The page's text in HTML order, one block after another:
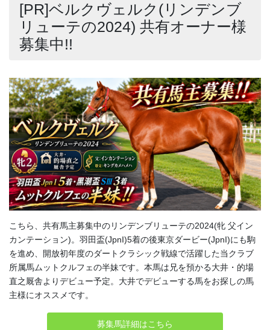
[PR]ベルクヴェルク(リンデンブ
リューテの2024) 共有オーナー様
募集中!!
こちら、共有馬主募集中のリンデンブリューテの2024(牝 父イン
カンテーション)。羽田盃(JpnI)5着の後東京ダービー(JpnI)にも駒
を進め、開放初年度のダートクラシック戦線で活躍した当クラブ
所属馬ムットクルフェの半妹です。本馬は兄を預かる大井・的場
直之厩舎よりデビュー予定。大井でデビューする馬をお探しの馬
主様にオススメです。
募集馬詳細はこちら